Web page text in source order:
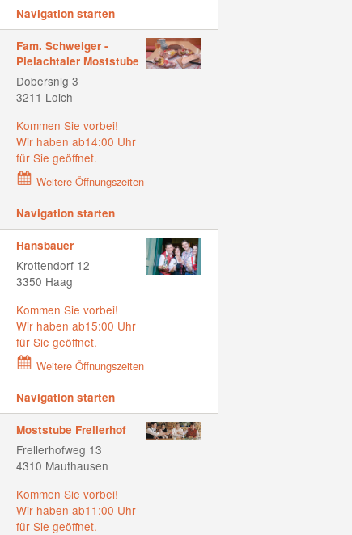
Navigation starten
Fam. Schweiger -
Pielachtaler Moststube
Dobersnig 3
3211 Loich
Kommen Sie vorbei!
Wir haben ab14:00 Uhr
für Sie geöffnet.
Weitere Öffnungszeiten
Navigation starten
Hansbauer
Krottendorf 12
3350 Haag
Kommen Sie vorbei!
Wir haben ab15:00 Uhr
für Sie geöffnet.
Weitere Öffnungszeiten
Navigation starten
Moststube Frellerhof
Frellerhofweg 13
4310 Mauthausen
Kommen Sie vorbei!
Wir haben ab11:00 Uhr
für Sie geöffnet.